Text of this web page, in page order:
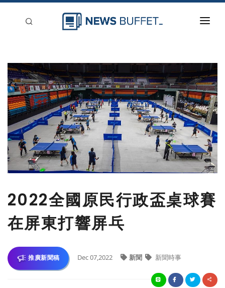
新聞稿分類
登入
刊登
2022全國原民行政盃桌球賽
在屏東打響屏乓
推廣新聞稿 Dec 07,2022 新聞 新聞時事